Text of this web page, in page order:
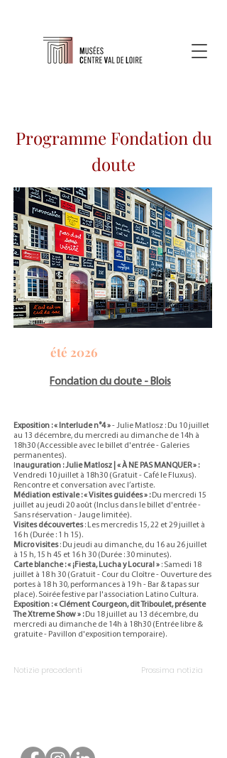
Programme Fondation du
doute
été 2026
Fondation du doute - Blois
Exposition : « Interlude n°4 »- Julie Matlosz : Du 10 juillet
au 13 décembre, du mercredi au dimanche de 14h à
18h30 (Accessible avec le billet d'entrée - Galeries
permanentes).
nauguration : Julie Matlosz | « À NE PAS MANQUER » :
Vendredi 10 juillet à 18h30 (Gratuit - Café le Fluxus).
Rencontre et conversation avec l’artiste.
Médiation estivale : « Visites guidées » : Du mercredi 15
juillet au jeudi 20 août (Inclus dans le billet d'entrée -
Sans réservation - Jauge limitée).
Visites découvertes: Les mercredis 15, 22 et 29 juillet à
16 h (Durée : 1 h 15).
Micro visites: Du jeudi au dimanche, du 16 au 26 juillet
à 15 h, 15 h 45 et 16 h 30 (Durée : 30 minutes).
Carte blanche : « ¡Fiesta, Lucha y Locura! » : Samedi 18
juillet à 18 h 30 (Gratuit - Cour du Cloître - Ouverture des
portes à 18 h 30, performances à 19 h - Bar & tapas sur
place). Soirée festive par l'association Latino Cultura.
Exposition : « Clément Courgeon, dit Triboulet, présente
The Xtreme Show » :Du 18 juillet au 13 décembre, du
mercredi au dimanche de 14h à 18h30 (Entrée libre &
gratuite - Pavillon d'exposition temporaire).
Notizie precedenti Prossima notizia